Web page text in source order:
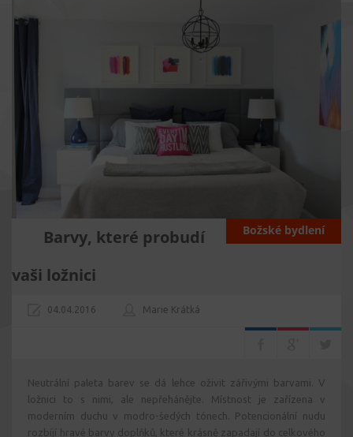
Božské bydlení
Barvy, které probudí
vaši ložnici
04.04.2016 Marie Krátká
Neutrální paleta barev se dá lehce oživit zářivými barvami. V
ložnici to s nimi, ale nepřehánějte. Místnost je zařízena v
moderním duchu v modro-šedých tónech. Potencionální nudu
rozbíjí hravé barvy doplňků, které krásně zapadají do celkového